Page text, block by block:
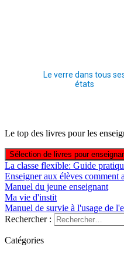
Le verre dans tous
états
Le top des livres pour les
Sélection de livres pour
La classe flexible: Guide
Enseigner aux élèves comment
Manuel du jeune enseignant
Ma vie d'instit
Manuel de survie à l'usage de
Rechercher :
Catégories